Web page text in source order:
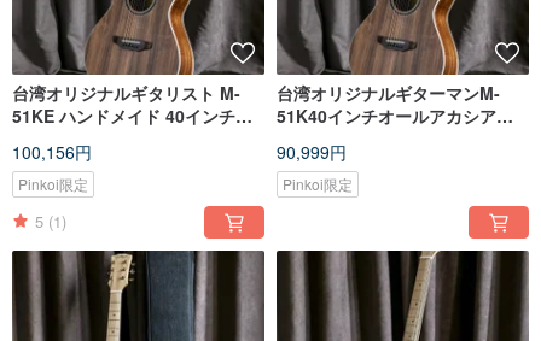
台湾オリジナルギタリスト M-
51KE ハンドメイド 40インチフ
プバージョン
100,156円
Pinkoi限定
5 (1)
台湾オリジナルギターマンM-
51K40インチオールアカシア単
90,999円
Pinkoi限定